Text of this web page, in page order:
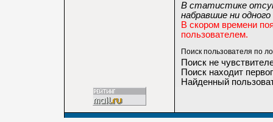
В статистике
набравшие ни одного
В скором времени
пользователем.
Поиск пользователя по
Поиск не
Поиск находит
Найденный